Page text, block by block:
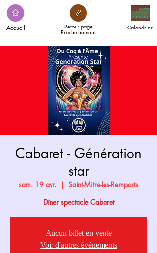
Accueil Calendrier
Retour page
Prochainement
Cabaret - Génération
star
sam. 19 avr.
  |
Saint-Mitre-les-Remparts
Dîner spectacle Cabaret
Aucun billet en vente
Voir d'autres événements